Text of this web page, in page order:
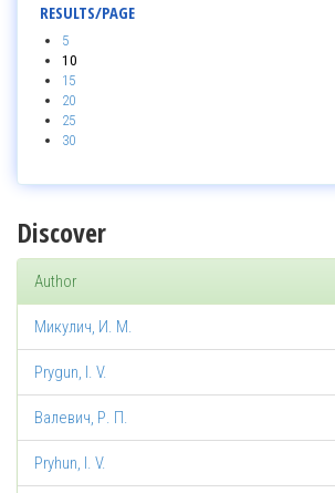
RESULTS/PAGE
5
10
15
20
25
30
Discover
Author
Микулич, И. М.
Prygun, I. V.
Валевич, Р. П.
Pryhun, I. V.